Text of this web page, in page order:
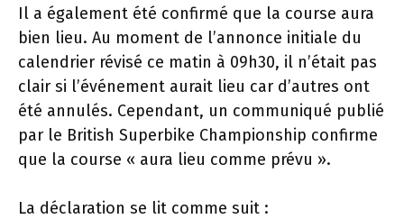
Il a également été confirmé que la course aura
bien lieu. Au moment de l’annonce initiale du
calendrier révisé ce matin à 09h30, il n’était pas
clair si l’événement aurait lieu car d’autres ont
été annulés. Cependant, un communiqué publié
par le British Superbike Championship confirme
que la course « aura lieu comme prévu ».
La déclaration se lit comme suit :